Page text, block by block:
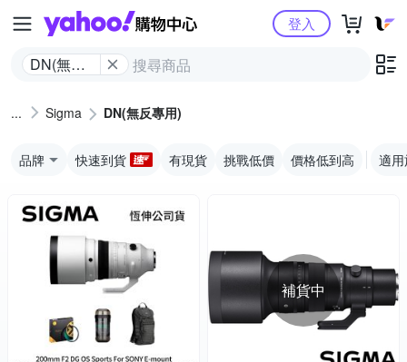
Yahoo購物中心
DN(無反
登入
Sigma DN(無反專用)
品牌 快速到貨 有現貨 挑戰低價 價格低到高 適
補貨中